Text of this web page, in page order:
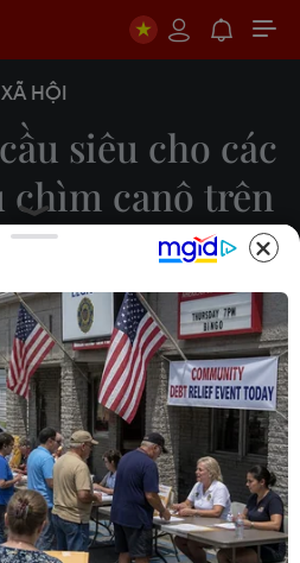
XÃ HỘI
siêu cho các
chìm canô trên
Đại
2022 07:37
Việt Nam thành phố Hội
hợp với Ban trị sự giáo
thành phố Hội An tổ chức
nhân vụ chìm canô tại biển